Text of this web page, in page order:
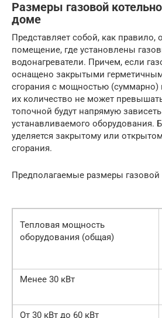
Размеры газовой
доме
Представляет собой, как правило,
помещение, где установлены
водонагреватели. Причем, если
оснащено закрытыми
сгорания с мощностью (суммарно)
их количество не может
топочной будут напрямую
устанавливаемого оборудования.
уделяется закрытому или
сгорания.
Предполагаемые размеры газовой
Тепловая мощность
оборудования (общая)
Менее 30 кВт
От 30 кВт до 60 кВт